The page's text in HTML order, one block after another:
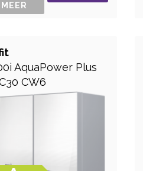
MEER
AquaPower Plus
CW6